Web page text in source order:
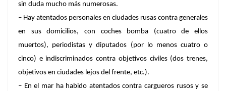
sin duda mucho más numerosas.
– Hay atentados personales en ciudades rusas contra generales
en sus domicilios, con coches bomba (cuatro de ellos
muertos), periodistas y diputados (por lo menos cuatro o
cinco) e indiscriminados contra objetivos civiles (dos trenes,
objetivos en ciudades lejos del frente, etc.).
– En el mar ha habido atentados contra cargueros rusos y se